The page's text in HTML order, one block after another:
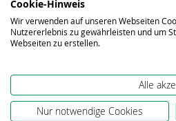
Bei Fragen
Cookie-Hinweis
Wir verwenden auf unseren Webseiten
Nutzererlebnis zu gewährleisten und um
Webseiten zu erstellen.
Alle
Nur notwendige Cookies